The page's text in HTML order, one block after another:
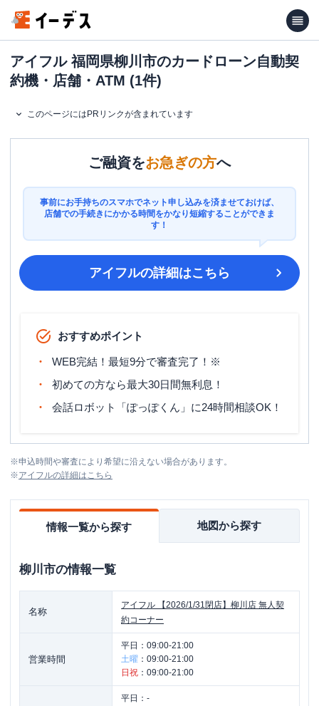
アイフル 福岡県柳川市のカードローン自動契
約機・店舗・ATM (1件)
このページにはPRリンクが含まれています
ご融資をお急ぎの方へ
事前にお手持ちのスマホでネット申し込みを済ませておけば、
店舗での手続きにかかる時間をかなり短縮することができま
す！
アイフルの詳細はこちら
おすすめポイント
WEB完結！最短9分で審査完了！※
初めての方なら最大30日間無利息！
会話ロボット「ぽっぽくん」に24時間相談OK！
※申込時間や審査により希望に沿えない場合があります。
※アイフルの詳細はこちら
情報一覧から探す 地図から探す
柳川市の情報一覧
名称
アイフル
【2026/1/31閉店】柳川店 無人契
約コーナー
営業時間
平日： 09:00-21:00
土曜 ： 09:00-21:00
日祝 ： 09:00-21:00
平日： -